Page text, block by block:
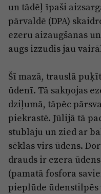
un tādēļ īpaši
pārvaldē (DPA)
ezeru aizaugšanas
augs izzudis jau
Šī mazā, trauslā
ūdenī. Tā sakņojas
dziļumā, tāpēc
piekrastē. Jūlijā tā
stublāju un zied ar
sēklas virs ūdens.
drauds ir ezera
(pamatā fosfora
pieplūde